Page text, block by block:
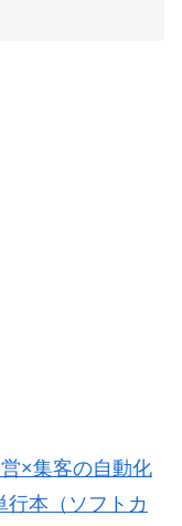
×集客の自動化
行本（ソフトカ